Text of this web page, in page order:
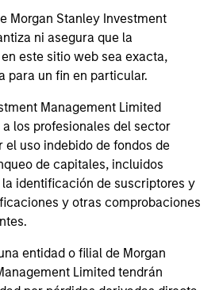
Morgan Stanley Investment
ni asegura que la
este sitio web sea exacta,
para un fin en particular.
Management Limited
los profesionales del sector
uso indebido de fondos de
de capitales, incluidos
identificación de suscriptores y
y otras comprobaciones
entidad o filial de Morgan
Limited tendrán
para satisfacer las
ingresos, liquidez
del capital de los